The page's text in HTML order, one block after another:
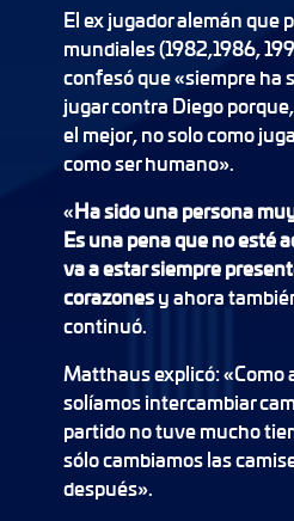
El ex jugador alemán que
mundiales (1982,1986,
confesó que «siempre ha
jugar contra Diego
el mejor, no solo como
como ser humano».
«Ha sido una persona
Es una pena que no esté
va a estar siempre
corazonesy ahora
continuó.
Matthaus explicó: «Como
solíamos intercambiar
partido no tuve mucho
sólo cambiamos las
después».